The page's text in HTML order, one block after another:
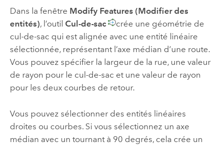
Dans la fenêtre Modify Features (Modifier des
entités), l’outil Cul-de-sac
crée une géométrie de
cul-de-sac qui est alignée avec une entité linéaire
sélectionnée, représentant l’axe médian d’une route.
Vous pouvez spécifier la largeur de la rue, une valeur
de rayon pour le cul-de-sac et une valeur de rayon
pour les deux courbes de retour.
Vous pouvez sélectionner des entités linéaires
droites ou courbes. Si vous sélectionnez un axe
médian avec un tournant à 90 degrés, cela crée un